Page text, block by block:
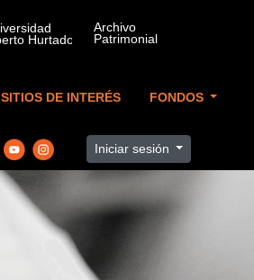
SITIOS DE INTERÉS FONDOS
Iniciar sesión